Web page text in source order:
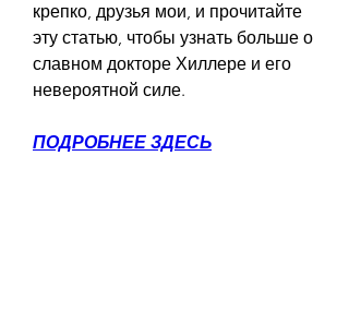
крепко, друзья мои, и прочитайте
эту статью, чтобы узнать больше о
славном докторе Хиллере и его
невероятной силе.
ПОДРОБНЕЕ ЗДЕСЬ